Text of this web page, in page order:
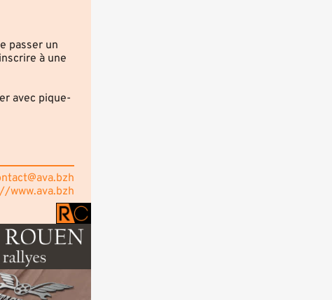
passer un
à une
avec pique-
www.ava.bzh